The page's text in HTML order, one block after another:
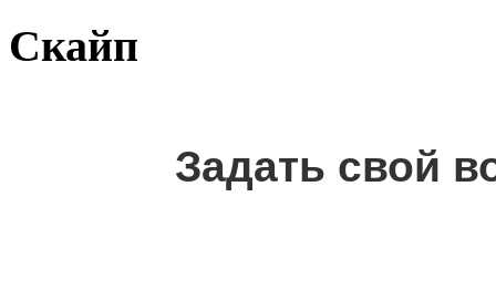
Скайп
Задать свой